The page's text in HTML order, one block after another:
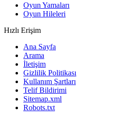
Oyun Yamaları
Oyun Hileleri
Hızlı Erişim
Ana Sayfa
Arama
İletişim
Gizlilik Politikası
Kullanım Şartları
Telif Bildirimi
Sitemap.xml
Robots.txt